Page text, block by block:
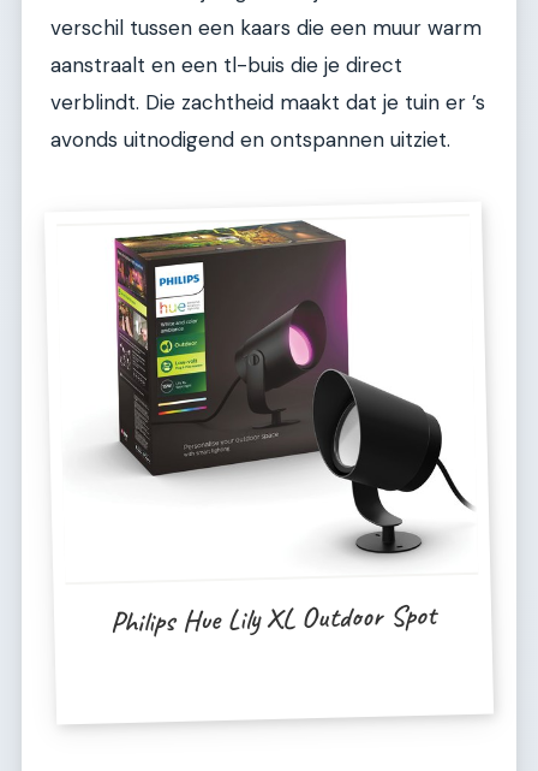
verschil tussen een kaars die een muur warm
aanstraalt en een tl-buis die je direct
verblindt. Die zachtheid maakt dat je tuin er ’s
avonds uitnodigend en ontspannen uitziet.
Philips Hue Lily XL Outdoor Spot